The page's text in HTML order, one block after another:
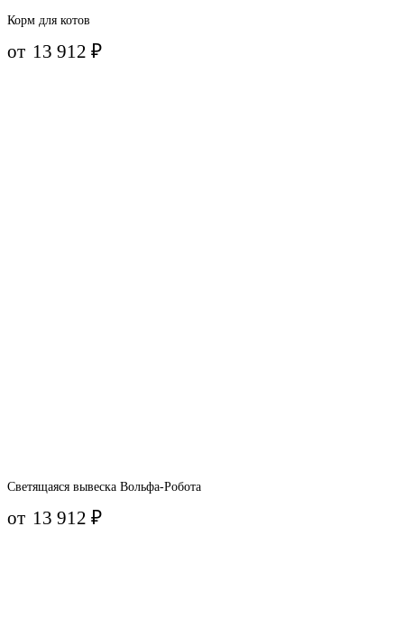
Корм для котов
от 13 912₽
Светящаяся вывеска Вольфа-Робота
от 13 912₽